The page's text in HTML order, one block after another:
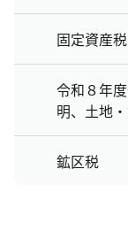
固定資産
令和８年
明、土地
鉱区税